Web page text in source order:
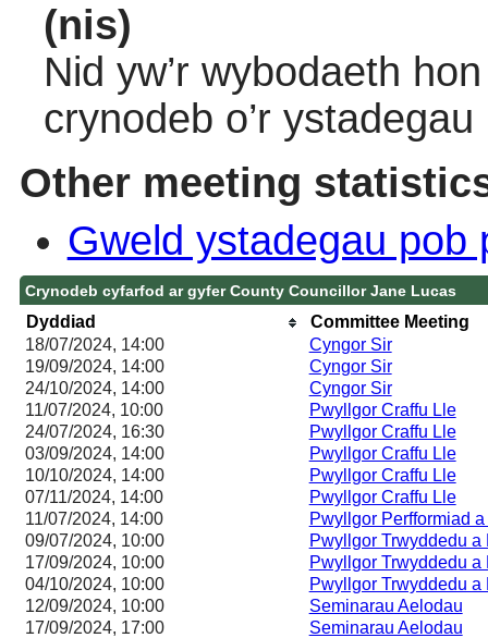
(nis)
Nid yw’r wybodaeth
crynodeb o’r
Other meeting
Gweld ystadegau pob
Crynodeb cyfarfod ar gyfer County Councillor Jane Lucas
Dyddiad
Committee Meeting
18/07/2024, 14:00
Cyngor Sir
19/09/2024, 14:00 Cyngor Sir
24/10/2024, 14:00 Cyngor Sir
11/07/2024, 10:00 Pwyllgor Craffu Lle
24/07/2024, 16:30 Pwyllgor Craffu Lle
03/09/2024, 14:00 Pwyllgor Craffu Lle
10/10/2024, 14:00 Pwyllgor Craffu Lle
07/11/2024, 14:00 Pwyllgor Craffu Lle
11/07/2024, 14:00
Pwyllgor Perfformiad
09/07/2024, 10:00
Pwyllgor Trwyddedu a
17/09/2024, 10:00
Pwyllgor Trwyddedu a
04/10/2024, 10:00
Pwyllgor Trwyddedu a
12/09/2024, 10:00
Seminarau Aelodau
17/09/2024, 17:00 Seminarau Aelodau